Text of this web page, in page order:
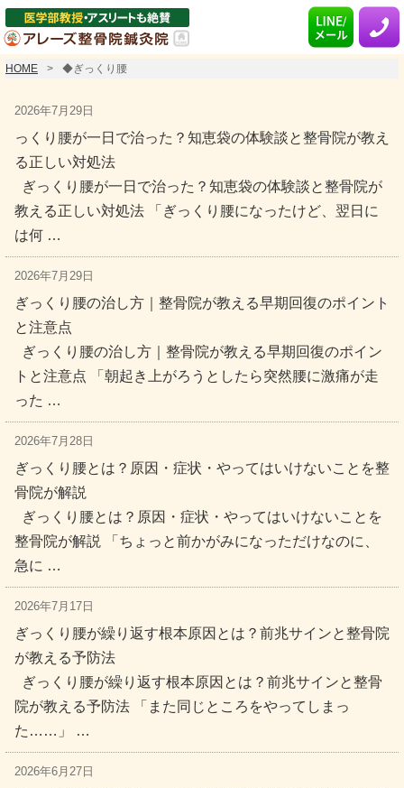
HOME ◆ぎっくり腰
2026年7月29日
っくり腰が一日で治った？知恵袋の体験談と整骨院が教え
る正しい対処法
ぎっくり腰が一日で治った？知恵袋の体験談と整骨院が
教える正しい対処法 「ぎっくり腰になったけど、翌日に
は何 …
2026年7月29日
ぎっくり腰の治し方｜整骨院が教える早期回復のポイント
と注意点
ぎっくり腰の治し方｜整骨院が教える早期回復のポイン
トと注意点 「朝起き上がろうとしたら突然腰に激痛が走
った …
2026年7月28日
ぎっくり腰とは？原因・症状・やってはいけないことを整
骨院が解説
ぎっくり腰とは？原因・症状・やってはいけないことを
整骨院が解説 「ちょっと前かがみになっただけなのに、
急に …
2026年7月17日
ぎっくり腰が繰り返す根本原因とは？前兆サインと整骨院
が教える予防法
ぎっくり腰が繰り返す根本原因とは？前兆サインと整骨
院が教える予防法 「また同じところをやってしまっ
た……」 …
2026年6月27日